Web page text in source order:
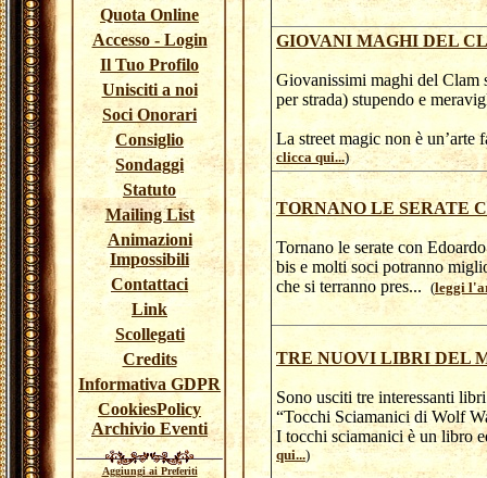
Quota Online
Accesso - Login
Il Tuo Profilo
Unisciti a noi
Soci Onorari
Consiglio
Sondaggi
Statuto
Mailing List
Animazioni
Impossibili
Contattaci
Link
Scollegati
Credits
Informativa GDPR
CookiesPolicy
Archivio Eventi
Aggiungi ai Preferiti
GIOVANI MAGHI DEL
Giovanissimi maghi del Clam
per strada) stupendo e
La street magic non è
clicca qui...)
TORNANO LE SERATE
Tornano le serate con
bis e molti soci potranno
che si terranno pres... (leggi
TRE NUOVI LIBRI DEL
Sono usciti tre interessanti
“Tocchi Sciamanici di Wolf
I tocchi sciamanici è un libro
qui...)